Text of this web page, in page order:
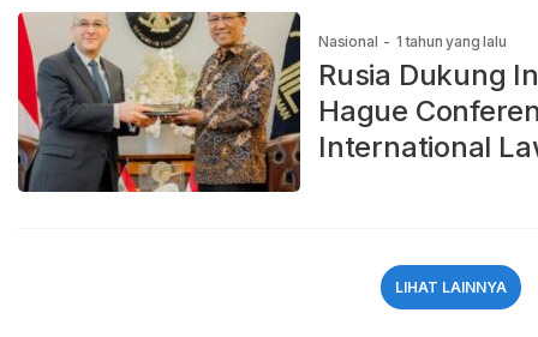
Nasional - 1 tahun yang lalu
Rusia Dukung
Hague
International
LIHAT LAINNYA